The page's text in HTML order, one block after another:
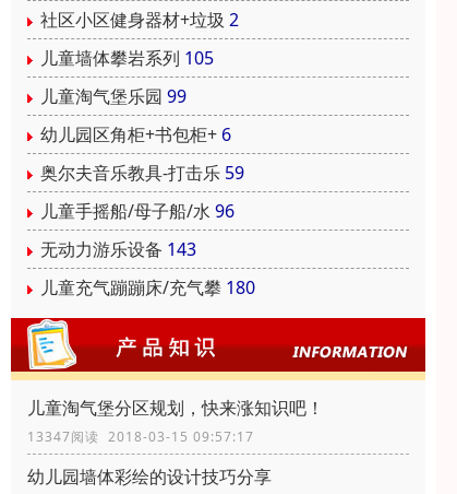
社区小区健身器材+垃圾 2
儿童墙体攀岩系列 105
儿童淘气堡乐园 99
幼儿园区角柜+书包柜+ 6
奥尔夫音乐教具-打击乐 59
儿童手摇船/母子船/水 96
无动力游乐设备 143
儿童充气蹦蹦床/充气攀 180
儿童淘气堡分区规划，快来涨知识吧！
13347阅读 2018-03-15 09:57:17
幼儿园墙体彩绘的设计技巧分享